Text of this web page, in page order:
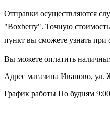
Отправки осуществляются
"Boxberry". Точную
пункт вы сможете узнать при
Вы можете оплатить
Адрес магазина Иваново, ул.
График работы По будням